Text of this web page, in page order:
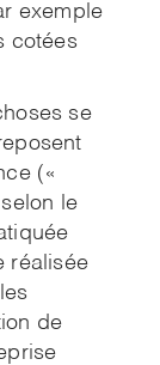
exemple
cotées
se
(«
le
réalisée
de